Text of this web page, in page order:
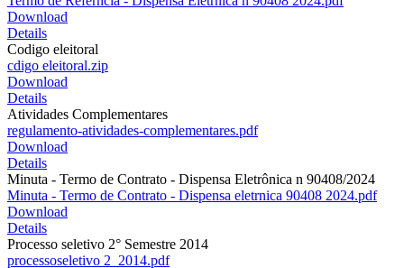
Download
Details
Codigo eleitoral
cdigo eleitoral.zip
Download
Details
Atividades Complementares
regulamento-atividades-complementares.pdf
Download
Details
Minuta - Termo de Contrato - Dispensa Eletrônica n 90408/2024
Minuta - Termo de Contrato - Dispensa eletrnica 90408 2024.pdf
Download
Details
Processo seletivo 2° Semestre 2014
processoseletivo 2_2014.pdf